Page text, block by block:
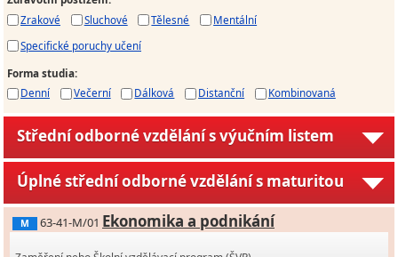
Zrakové
Sluchové Tělesné
Mentální
Specifické poruchy učení
Forma studia:
Denní
Večerní Dálková Distanční Kombinovaná
Střední odborné vzdělání s výučním listem
Úplné střední odborné vzdělání s maturitou
M 63-41-M/01 Ekonomika a podnikání